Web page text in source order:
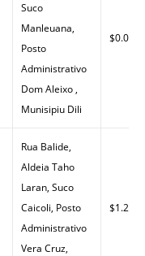
Suco
Manleuana,
Posto
Administrativo
Dom Aleixo ,
Munisipiu Dili
$0.00
Rua Balide,
Aldeia Taho
Laran, Suco
Caicoli, Posto
Administrativo
Vera Cruz,
$1.23